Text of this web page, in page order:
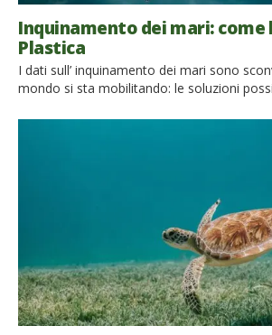
Inquinamento dei mari:
Plastica
I dati sull’ inquinamento dei mari sono
mondo si sta mobilitando: le soluzioni
Scopriamole insieme! La plastica è oggi